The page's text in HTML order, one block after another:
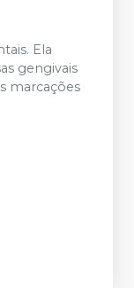
Ela
gengivais
marcações